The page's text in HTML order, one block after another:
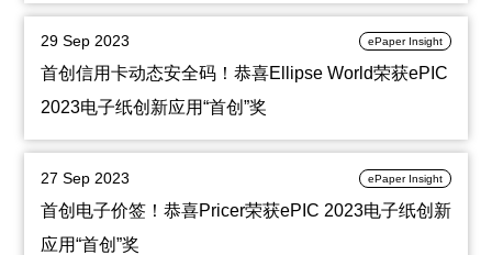
29 Sep 2023 ePaper Insight
首创信用卡动态安全码！恭喜Ellipse World荣获ePIC
2023电子纸创新应用“首创”奖
27 Sep 2023 ePaper Insight
首创电子价签！恭喜Pricer荣获ePIC 2023电子纸创新
应用“首创”奖